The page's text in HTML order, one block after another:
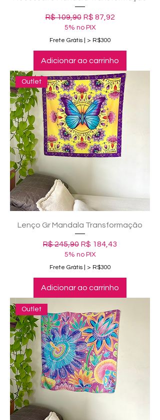
Preço normal
R$ 109,90 Preço promocional
R$ 87,92
5% no PIX
Frete Grátis | > R$300
Adicionar ao carrinho
Outlet
Lenço Gr Mandala Transformação
Preço normal
R$ 245,90 Preço promocional
R$ 184,43
5% no PIX
Frete Grátis | > R$300
Adicionar ao carrinho
Outlet